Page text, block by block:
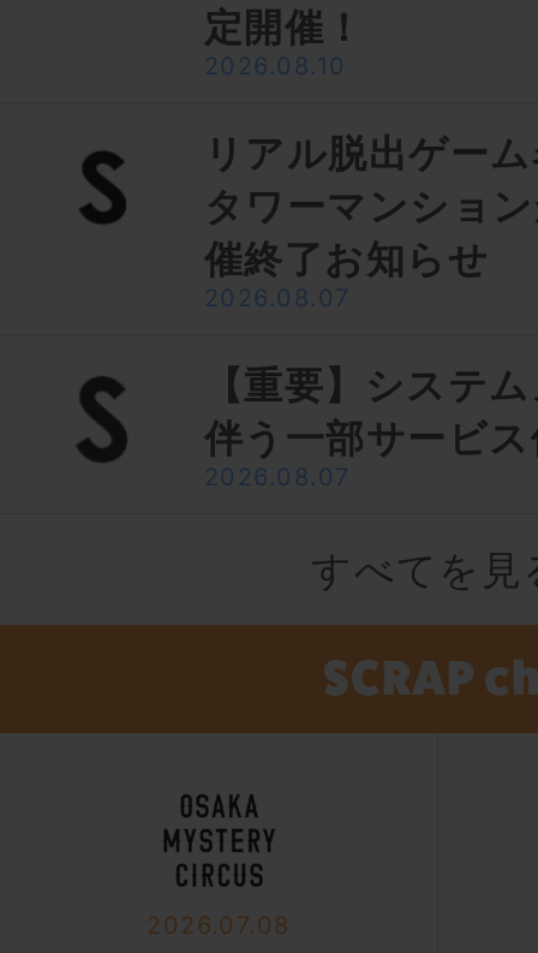
定開催！
2026.08.10
リアル脱出ゲー
タワーマンショ
催終了お知らせ
2026.08.07
【重要】システ
伴う一部サービ
2026.08.07
すべてを見
2026.07.08